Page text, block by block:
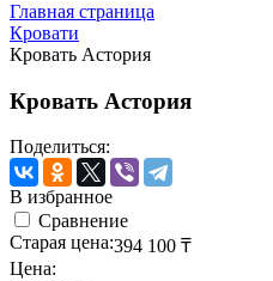
Главная страница
Кровати
Кровать Астория
Кровать Астория
Поделиться:
В избранное
Сравнение
Старая цена:394 100 ₸
Цена: